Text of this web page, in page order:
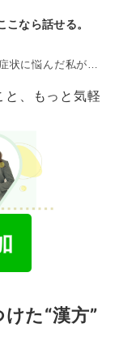
なら話せる。
悩んだ私が見つけた“漢方”
、もっと気軽
た“漢方”